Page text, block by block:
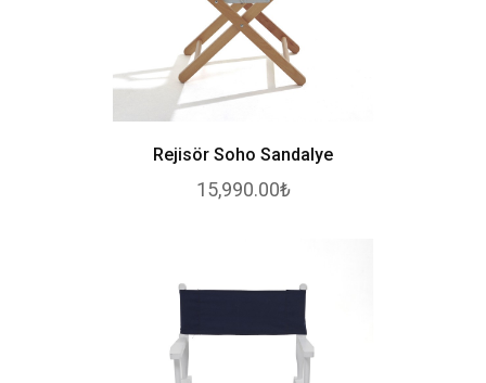
Rejisör Soho Sandalye
15,990.00₺